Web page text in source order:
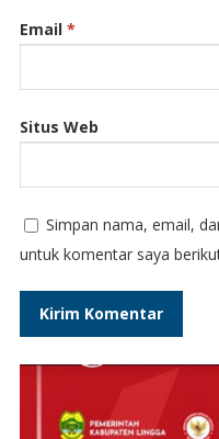
Email *
Situs Web
Simpan nama, email,
untuk komentar saya